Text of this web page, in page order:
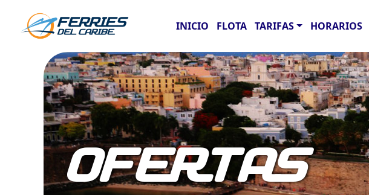
INICIO FLOTA TARIFAS HORARIOS
OFERTAS